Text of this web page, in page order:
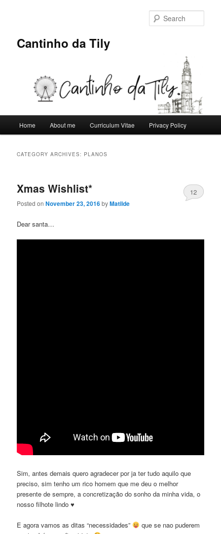
Cantinho da Tily
Home About me Curriculum Vitae Privacy Policy
CATEGORY ARCHIVES: PLANOS
Xmas Wishlist*
Posted onNovember 23, 2016byMatilde
12
Dear santa…
Sim, antes demais quero agradecer por ja ter tudo aquilo que
preciso, sim tenho um rico homem que me deu o melhor
presente de sempre, a concretização do sonho da minha vida, o
nosso filhote lindo ♥
E agora vamos as ditas “necessidades”
que se nao puderem